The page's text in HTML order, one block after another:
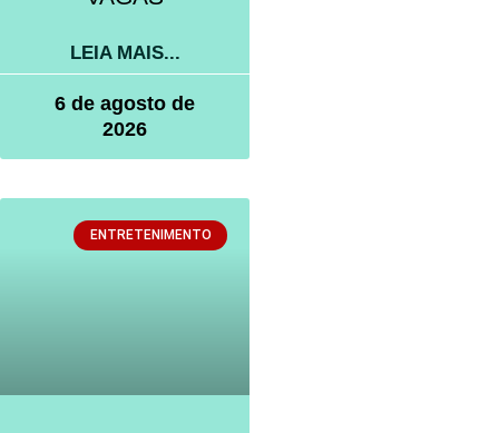
LEIA MAIS...
6 de agosto de
2026
ENTRETENIMENTO